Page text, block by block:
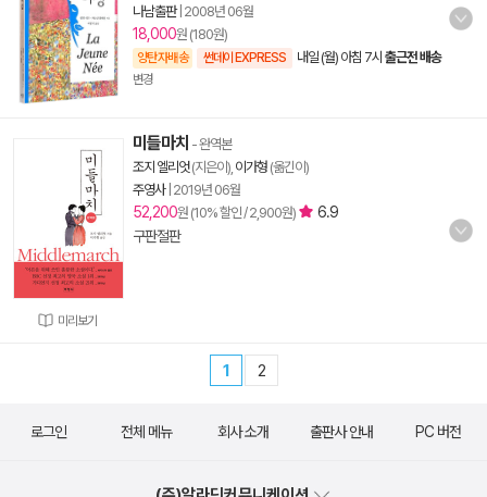
나남출판| 2008년 06월
18,000원 (180원)
양탄자배송 썬데이 EXPRESS 내일 (월) 아침 7시 출근전 배송
변경
미리보기
미들마치 - 완역본
조지 엘리엇(지은이), 이가형 (옮긴이)
주영사| 2019년 06월
52,200원 (10% 할인 / 2,900원)
6.9
구판절판
1 2
로그인 전체 메뉴 회사 소개 출판사 안내 PC 버전